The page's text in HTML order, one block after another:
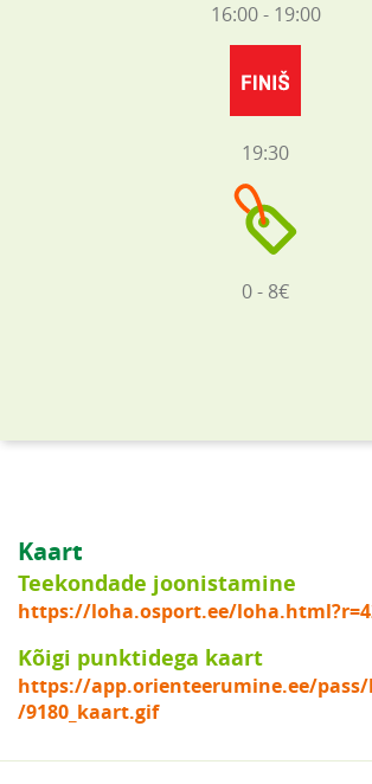
16:00 - 19:00
19:30
0 - 8€
Kaart
Teekondade joonistamine
https://loha.osport.ee/
Kõigi punktidega kaart
https://app.orienteerumine.ee/
/9180_kaart.gif